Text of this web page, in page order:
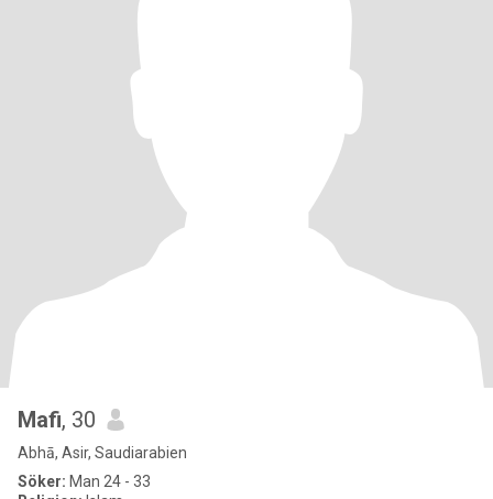
Mafi, 30
Abhā, Asir, Saudiarabien
Söker: Man 24 - 33